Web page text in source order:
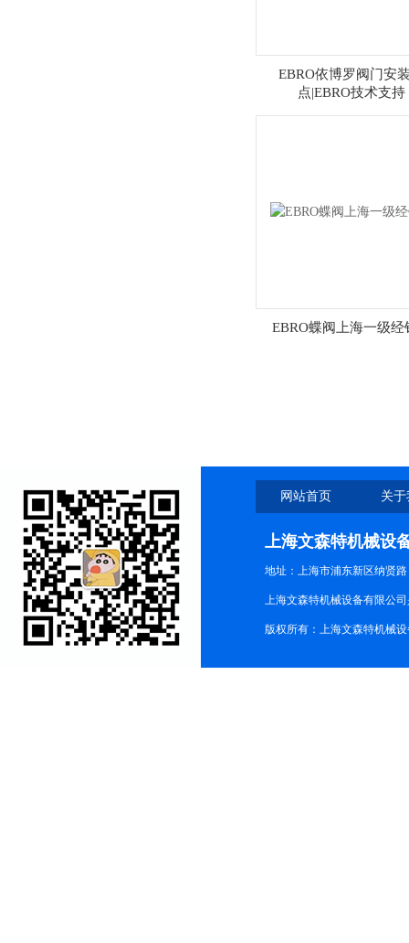
EBRO依博罗阀门安
点|EBRO技术支持
EBRO蝶阀上海一级经
网站首页 关
上海文森特机械设
地址：上海市浦东新区纳贤路
上海文森特机械设备有限公
版权所有：上海文森特机械